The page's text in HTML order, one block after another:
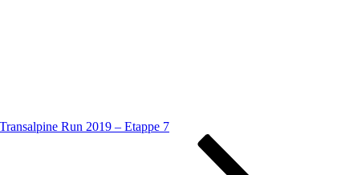
Transalpine Run 2019 – Etappe 7